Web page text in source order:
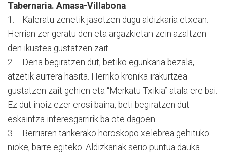
Tabernaria. Amasa-Villabona
1. Kaleratu zenetik jasotzen dugu aldizkaria etxean.
Herrian zer geratu den eta argazkietan zein azaltzen
den ikustea gustatzen zait.
2. Dena begiratzen dut, betiko egunkaria bezala,
atzetik aurrera hasita. Herriko kronika irakurtzea
gustatzen zait gehien eta “Merkatu Txikia” atala ere bai.
Ez dut inoiz ezer erosi baina, beti begiratzen dut
eskaintza interesgarririk ba ote dagoen.
3. Berriaren tankerako horoskopo xelebrea gehituko
nioke, barre egiteko. Aldizkariak serio puntua dauka